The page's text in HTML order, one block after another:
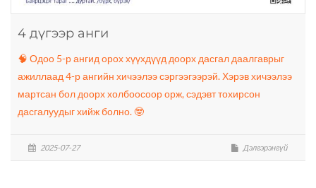
4 дүгээр анги
🧠 Одоо 5-р ангид орох хүүхдүүд доорх дасгал даалгаврыг
ажиллаад 4-р ангийн хичээлээ сэргээгээрэй. Хэрэв хичээлээ
мартсан бол доорх холбоосоор орж, сэдэвт тохирсон
дасгалуудыг хийж болно. 🤓
2025-07-27 Дэлгэрэнгүй